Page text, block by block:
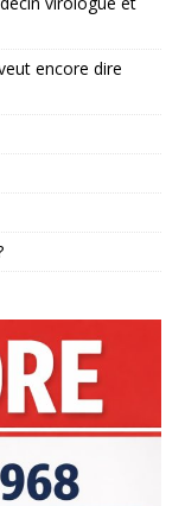
encore dire